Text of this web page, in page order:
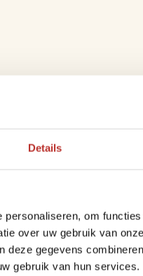
Details
om
over uw gebruik van
gegevens
gebruik van hun services.
naar
verlaten van India
je Bhutanreis juist